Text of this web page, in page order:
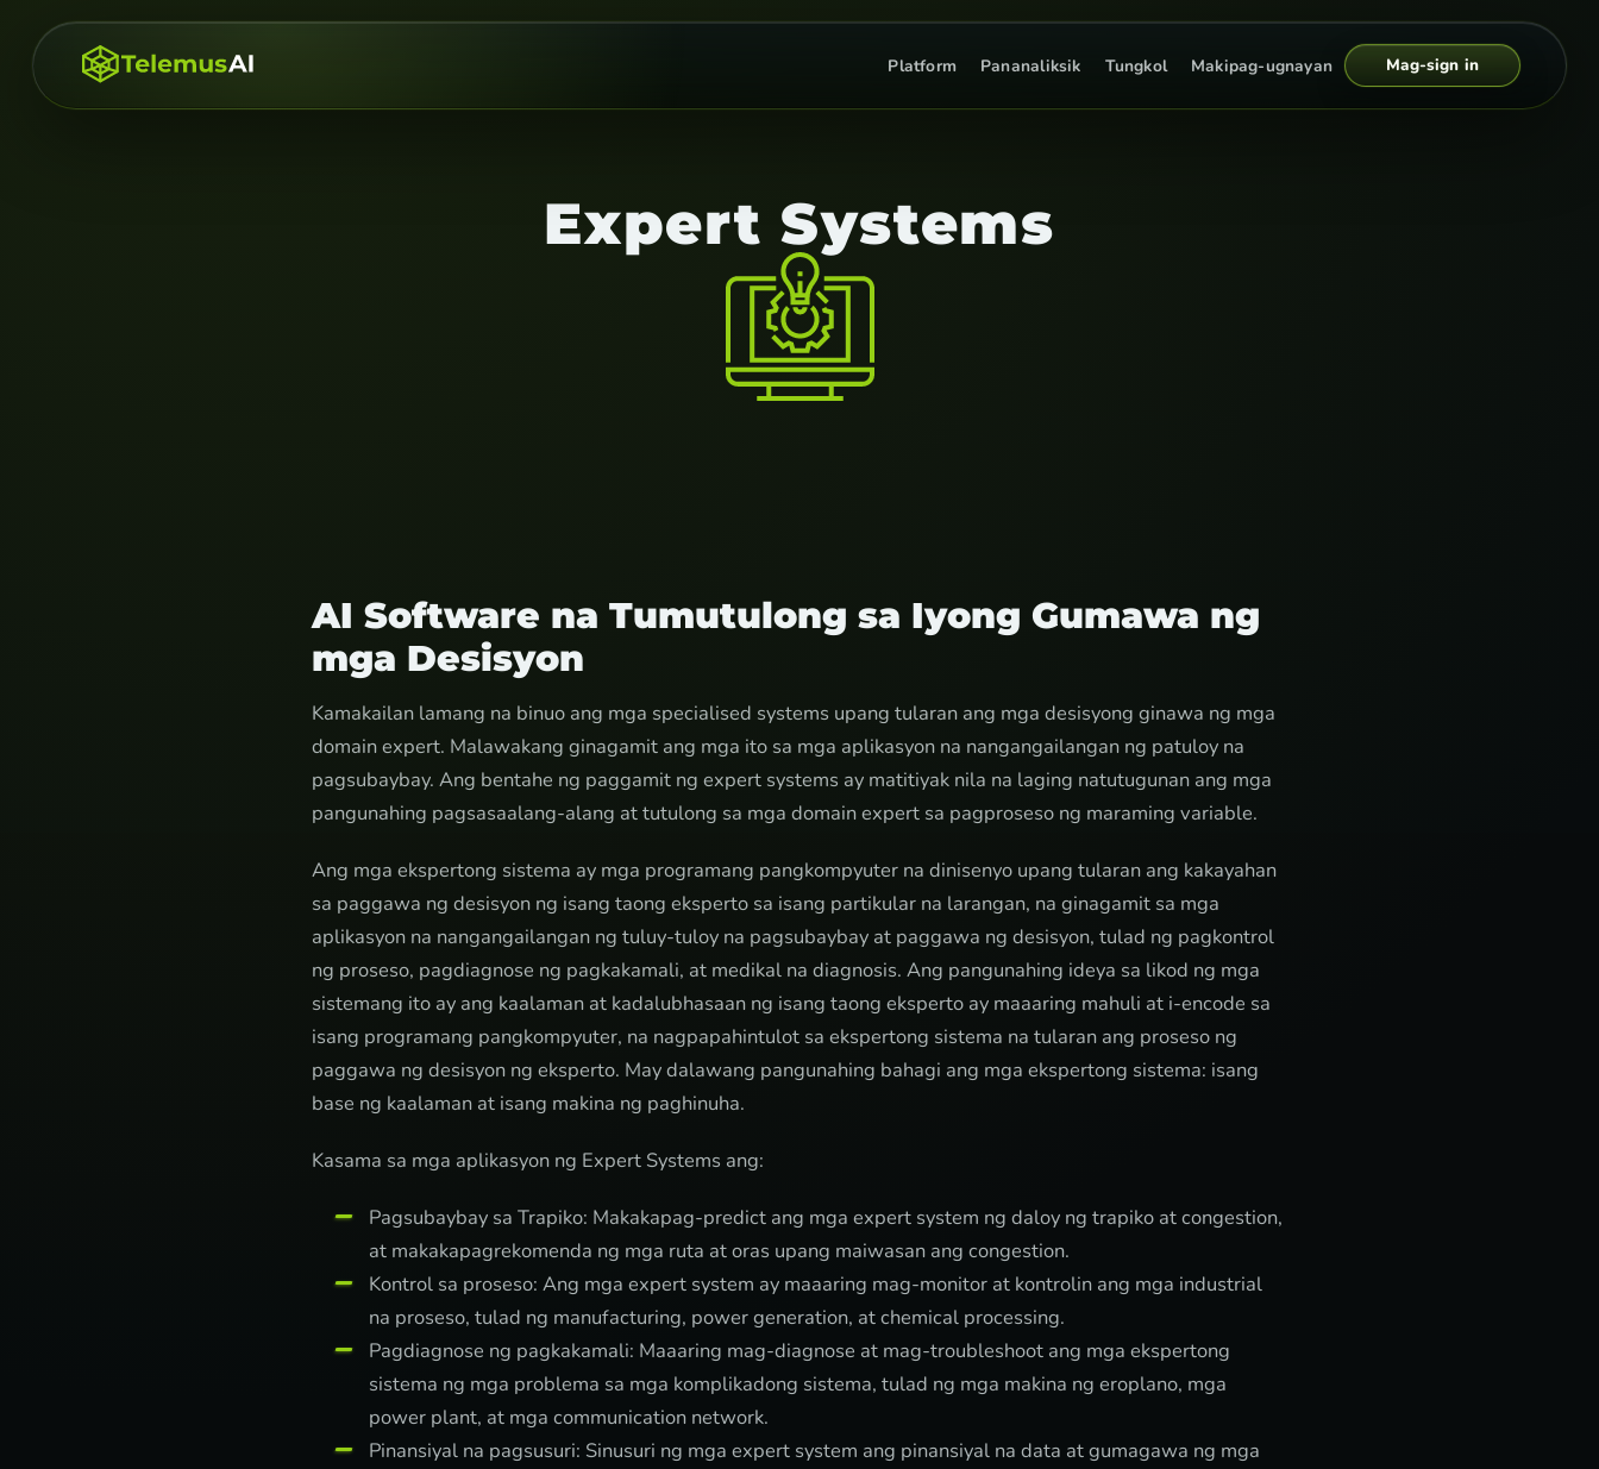
Platform Pananaliksik Tungkol Makipag-ugnayan Mag-sign in
Expert Systems
AI Software na Tumutulong sa Iyong Gumawa ng
mga Desisyon
Kamakailan lamang na binuo ang mga specialised systems upang tularan ang mga desisyong ginawa ng mga
domain expert. Malawakang ginagamit ang mga ito sa mga aplikasyon na nangangailangan ng patuloy na
pagsubaybay. Ang bentahe ng paggamit ng expert systems ay matitiyak nila na laging natutugunan ang mga
pangunahing pagsasaalang-alang at tutulong sa mga domain expert sa pagproseso ng maraming variable.
Ang mga ekspertong sistema ay mga programang pangkompyuter na dinisenyo upang tularan ang kakayahan
sa paggawa ng desisyon ng isang taong eksperto sa isang partikular na larangan, na ginagamit sa mga
aplikasyon na nangangailangan ng tuluy-tuloy na pagsubaybay at paggawa ng desisyon, tulad ng pagkontrol
ng proseso, pagdiagnose ng pagkakamali, at medikal na diagnosis. Ang pangunahing ideya sa likod ng mga
sistemang ito ay ang kaalaman at kadalubhasaan ng isang taong eksperto ay maaaring mahuli at i-encode sa
isang programang pangkompyuter, na nagpapahintulot sa ekspertong sistema na tularan ang proseso ng
paggawa ng desisyon ng eksperto. May dalawang pangunahing bahagi ang mga ekspertong sistema: isang
base ng kaalaman at isang makina ng paghinuha.
Kasama sa mga aplikasyon ng Expert Systems ang:
Pagsubaybay sa Trapiko: Makakapag-predict ang mga expert system ng daloy ng trapiko at congestion,
at makakapagrekomenda ng mga ruta at oras upang maiwasan ang congestion.
Kontrol sa proseso: Ang mga expert system ay maaaring mag-monitor at kontrolin ang mga industrial
na proseso, tulad ng manufacturing, power generation, at chemical processing.
Pagdiagnose ng pagkakamali: Maaaring mag-diagnose at mag-troubleshoot ang mga ekspertong
sistema ng mga problema sa mga komplikadong sistema, tulad ng mga makina ng eroplano, mga
power plant, at mga communication network.
Pinansiyal na pagsusuri: Sinusuri ng mga expert system ang pinansiyal na data at gumagawa ng mga